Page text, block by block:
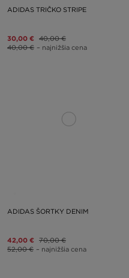
ADIDAS TRIČKO STRIPE
30,00 € 40,00 €
40,00 € – najnižšia cena
ADIDAS ŠORTKY DENIM
42,00 € 70,00 €
52,00 € – najnižšia cena